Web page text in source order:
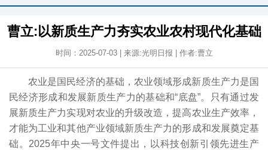
曹立:以新质生产力夯实农业农村现代化基础
时间：2025-07-03 | 来源:光明日报 | 作者:曹立
农业是国民经济的基础，农业领域形成新质生产力是国
民经济形成和发展新质生产力的基础和“底盘”。只有通过发
展新质生产力实现对农业的升级改造，提高农业生产效率，
才能为工业和其他产业领域新质生产力的形成和发展奠定基
础。2025年中央一号文件提出，以科技创新引领先进生产